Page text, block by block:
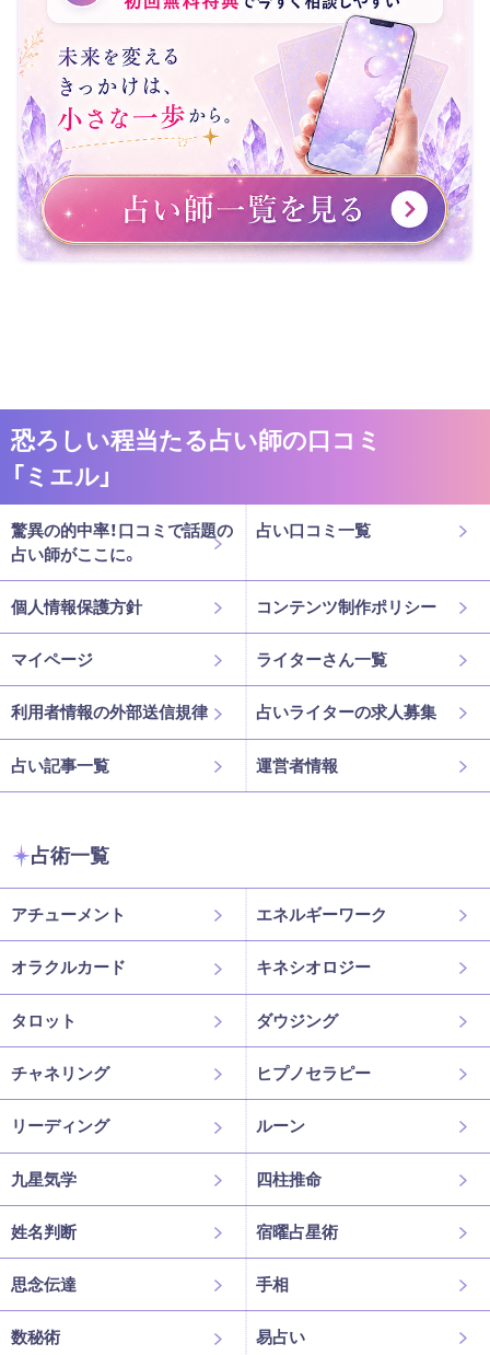
恐ろしい程当たる占い師の口コミ
「ミエル」
驚異の的中率！口コミで話題の
占い師がここに。
占い口コミ一覧
個人情報保護方針 コンテンツ制作ポリシー
マイページ ライターさん一覧
利用者情報の外部送信規律 占いライターの求人募集
占い記事一覧 運営者情報
占術一覧
アチューメント エネルギーワーク
オラクルカード キネシオロジー
タロット ダウジング
チャネリング ヒプノセラピー
リーディング ルーン
九星気学 四柱推命
姓名判断 宿曜占星術
思念伝達 手相
数秘術 易占い